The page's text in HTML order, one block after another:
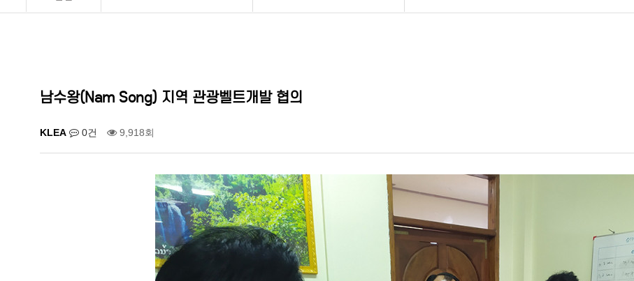
남수왕(Nam Song) 지역 관광벨트개발 협의
KLEA 0건 9,918회